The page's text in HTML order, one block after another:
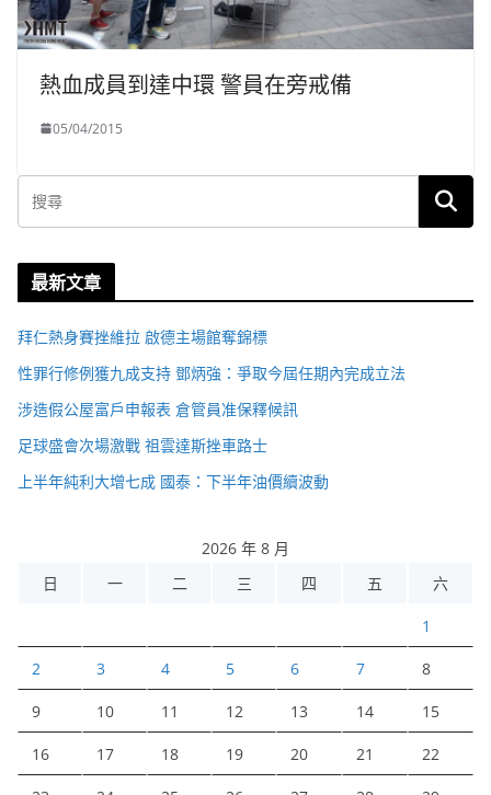
熱血成員到達中環 警員在旁戒備
05/04/2015
最新文章
拜仁熱身賽挫維拉 啟德主場館奪錦標
性罪行修例獲九成支持 鄧炳強：爭取今屆任期內完成立法
涉造假公屋富戶申報表 倉管員准保釋候訊
足球盛會次場激戰 祖雲達斯挫車路士
上半年純利大增七成 國泰：下半年油價續波動
2026 年 8 月
日
一 二 三 四 五 六
1
2 3 4 5 6 7 8
9 10 11 12 13 14 15
16 17 18 19 20 21 22